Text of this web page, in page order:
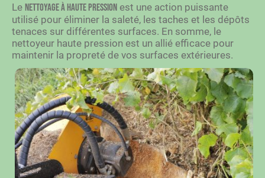
Le nettoyage à haute pression est une action puissante
utilisé pour éliminer la saleté, les taches et les dépôts
tenaces sur différentes surfaces. En somme, le
nettoyeur haute pression est un allié efficace pour
maintenir la propreté de vos surfaces extérieures.